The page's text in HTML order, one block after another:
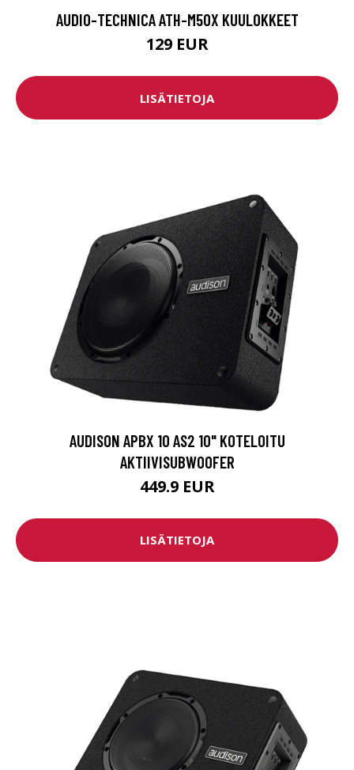
AUDIO-TECHNICA ATH-M50X KUULOKKEET
129 EUR
LISÄTIETOJA
AUDISON APBX 10 AS2 10" KOTELOITU
AKTIIVISUBWOOFER
449.9 EUR
LISÄTIETOJA